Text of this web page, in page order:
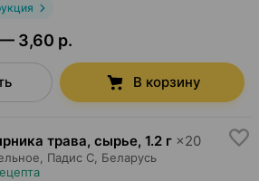
3,60 р.
В корзину
трава, сырье, 1.2 г ×20
Падис С, Беларусь